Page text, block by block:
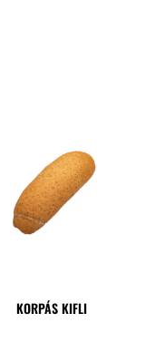
KORPÁS KIFLI